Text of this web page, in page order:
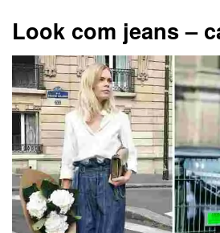
Look com jeans –